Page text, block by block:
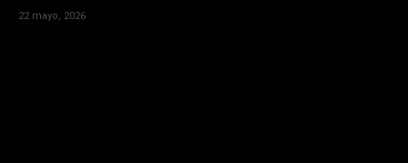
22 mayo, 2026